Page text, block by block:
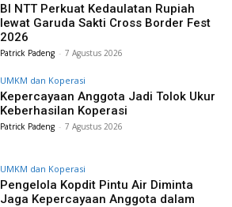
BI NTT Perkuat Kedaulatan Rupiah
lewat Garuda Sakti Cross Border Fest
2026
Patrick Padeng - 7 Agustus 2026
UMKM dan Koperasi
Kepercayaan Anggota Jadi Tolok Ukur
Keberhasilan Koperasi
Patrick Padeng - 7 Agustus 2026
UMKM dan Koperasi
Pengelola Kopdit Pintu Air Diminta
Jaga Kepercayaan Anggota dalam